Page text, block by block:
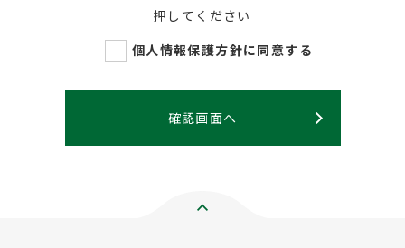
押してください
個人情報保護方針に同意する